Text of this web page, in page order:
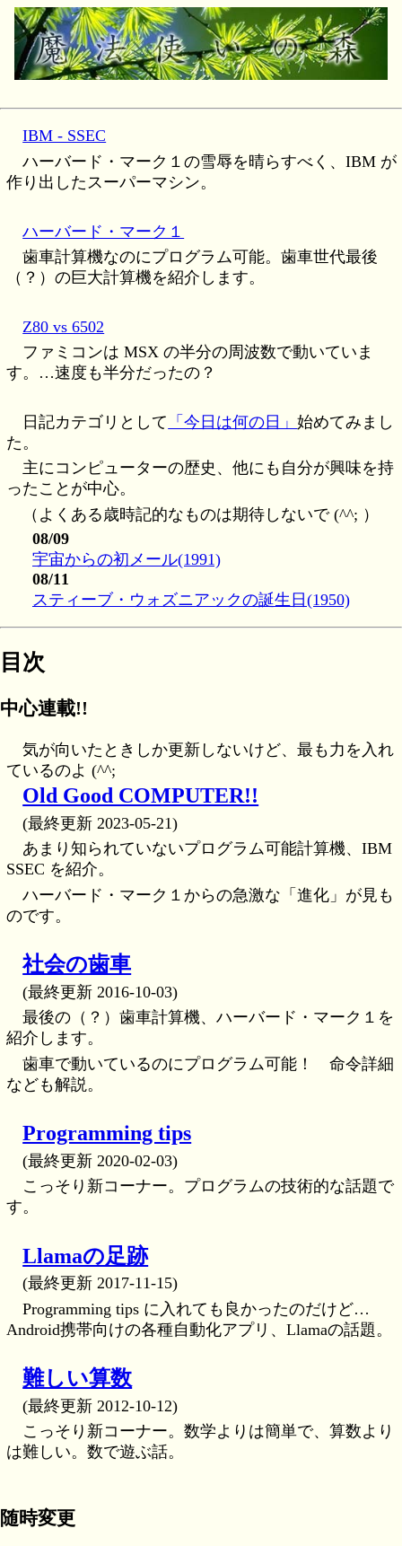
IBM - SSEC
ハーバード・マーク１の雪辱を晴らすべく、IBM が
作り出したスーパーマシン。
ハーバード・マーク１
歯車計算機なのにプログラム可能。歯車世代最後
（？）の巨大計算機を紹介します。
Z80 vs 6502
ファミコンは MSX の半分の周波数で動いていま
す。…速度も半分だったの？
日記カテゴリとして 「今日は何の日」始めてみまし
た。
主にコンピューターの歴史、他にも自分が興味を持
ったことが中心。
（よくある歳時記的なものは期待しないで (^^; ）
08/09
宇宙からの初メール(1991)
08/11
スティーブ・ウォズニアックの誕生日(1950)
目次
中心連載!!
気が向いたときしか更新しないけど、最も力を入れ
ているのよ (^^;
Old Good COMPUTER!!
(最終更新 2023-05-21)
あまり知られていないプログラム可能計算機、IBM
SSEC を紹介。
ハーバード・マーク１からの急激な「進化」が見も
のです。
社会の歯車
(最終更新 2016-10-03)
最後の（？）歯車計算機、ハーバード・マーク１を
紹介します。
歯車で動いているのにプログラム可能！ 命令詳細
なども解説。
Programming tips
(最終更新 2020-02-03)
こっそり新コーナー。プログラムの技術的な話題で
す。
Llamaの足跡
(最終更新 2017-11-15)
Programming tips に入れても良かったのだけど…
Android携帯向けの各種自動化アプリ、Llamaの話題。
難しい算数
(最終更新 2012-10-12)
こっそり新コーナー。数学よりは簡単で、算数より
は難しい。数で遊ぶ話。
随時変更